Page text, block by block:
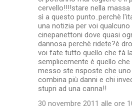
cervello!!!!stare nella
sì a questo punto..perchè
una notizia per voi
cinepanettoni dove quasi
dannosa perchè ridete?è
voi fate tutto quello che fà
semplicemente è quello
messo ste risposte che
combina più danni e chi
stupri ad una canna!!
30 novembre 2011 alle ore